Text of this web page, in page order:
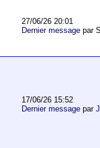
27/06/26 20:01
Dernier messagepar
17/06/26 15:52
Dernier messagepar